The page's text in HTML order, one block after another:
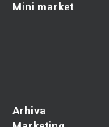
Mini market
Arhiva